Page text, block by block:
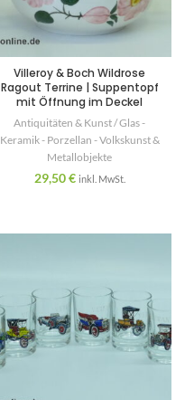
Villeroy & Boch Wildrose
Ragout Terrine | Suppentopf
mit Öffnung im Deckel
Antiquitäten & Kunst / Glas -
Keramik - Porzellan - Volkskunst &
Metallobjekte
29,50€ inkl. MwSt.